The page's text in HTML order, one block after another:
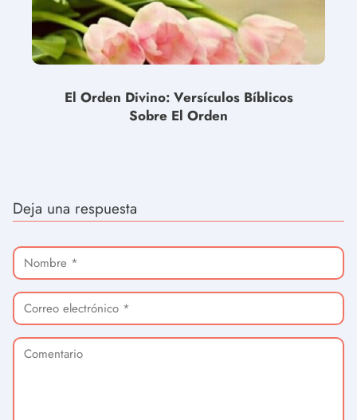
El Orden Divino: Versículos Bíblicos
Sobre El Orden
Deja una respuesta